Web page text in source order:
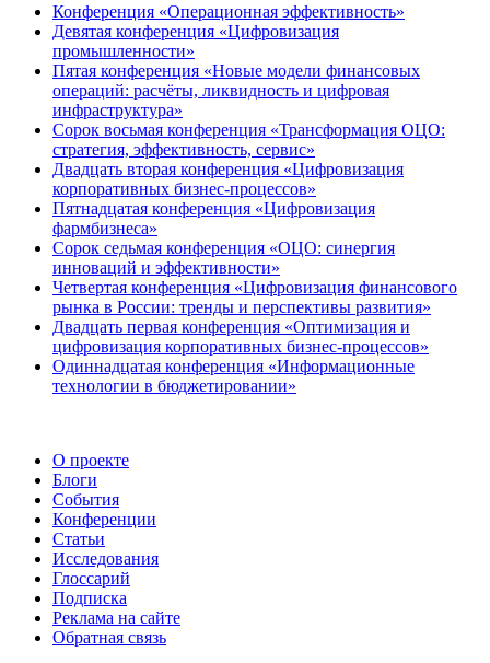
Конференция «Операционная эффективность»
Девятая конференция «Цифровизация
промышленности»
Пятая конференция «Новые модели финансовых
операций: расчёты, ликвидность и цифровая
инфраструктура»
Сорок восьмая конференция «Трансформация ОЦО:
стратегия, эффективность, сервис»
Двадцать вторая конференция «Цифровизация
корпоративных бизнес-процессов»
Пятнадцатая конференция «Цифровизация
фармбизнеса»
Сорок седьмая конференция «ОЦО: синергия
инноваций и эффективности»
Четвертая конференция «Цифровизация финансового
рынка в России: тренды и перспективы развития»
Двадцать первая конференция «Оптимизация и
цифровизация корпоративных бизнес-процессов»
Одиннадцатая конференция «Информационные
технологии в бюджетировании»
О проекте
Блоги
События
Конференции
Статьи
Исследования
Глоссарий
Подписка
Реклама на сайте
Обратная связь